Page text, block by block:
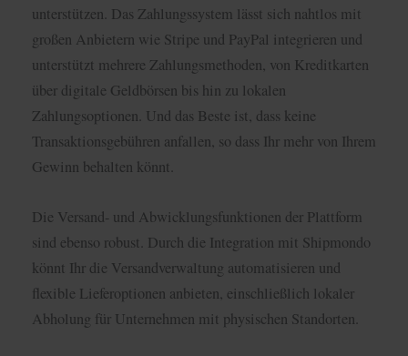
unterstützen. Das Zahlungssystem lässt sich nahtlos mit
großen Anbietern wie Stripe und PayPal integrieren und
unterstützt mehrere Zahlungsmethoden, von Kreditkarten
über digitale Geldbörsen bis hin zu lokalen
Zahlungsoptionen. Und das Beste ist, dass keine
Transaktionsgebühren anfallen, so dass Ihr mehr von Ihrem
Gewinn behalten könnt.
Die Versand- und Abwicklungsfunktionen der Plattform
sind ebenso robust. Durch die Integration mit Shipmondo
könnt Ihr die Versandverwaltung automatisieren und
flexible Lieferoptionen anbieten, einschließlich lokaler
Abholung für Unternehmen mit physischen Standorten.